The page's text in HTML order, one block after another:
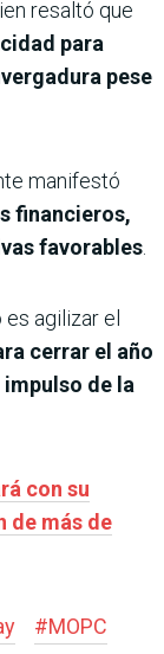
resaltó que
para
pese
manifestó
financieros,
favorables
agilizar el
cerrar el año
de la
con su
de más de
#MOPC